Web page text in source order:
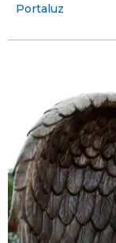
Portaluz